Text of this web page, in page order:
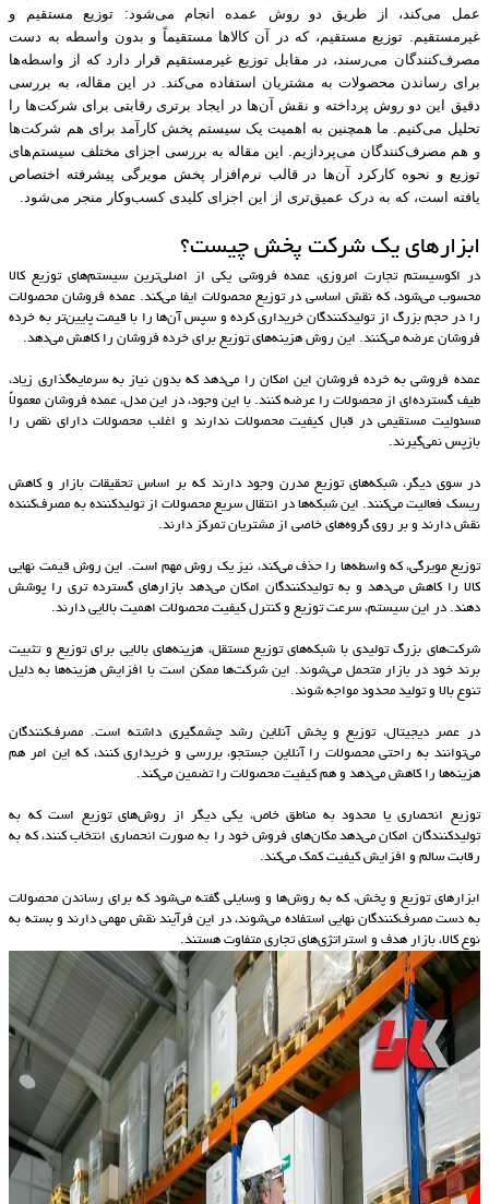
عمل می‌کند، از طریق دو روش عمده انجام می‌شود: توزیع مستقیم و
غیرمستقیم. توزیع مستقیم، که در آن کالاها مستقیماً و بدون واسطه به دست
مصرف‌کنندگان می‌رسند، در مقابل توزیع غیرمستقیم قرار دارد که از واسطه‌ها
برای رساندن محصولات به مشتریان استفاده می‌کند. در این مقاله، به بررسی
دقیق این دو روش پرداخته و نقش آن‌ها در ایجاد برتری رقابتی برای شرکت‌ها را
تحلیل می‌کنیم. ما همچنین به اهمیت یک سیستم پخش کارآمد برای هم شرکت‌ها
و هم مصرف‌کنندگان می‌پردازیم. این مقاله به بررسی اجزای مختلف سیستم‌های
توزیع و نحوه کارکرد آن‌ها در قالب نرم‌افزار پخش مویرگی پیشرفته اختصاص
یافته است، که به درک عمیق‌تری از این اجزای کلیدی کسب‌وکار منجر می‌شود.
ابزارهای یک شرکت پخش چیست؟
در اکوسیستم تجارت امروزی، عمده فروشی یکی از اصلی‌ترین سیستم‌های توزیع کالا
محسوب می‌شود، که نقش اساسی در توزیع محصولات ایفا می‌کند. عمده فروشان محصولات
را در حجم بزرگ از تولیدکنندگان خریداری کرده و سپس آن‌ها را با قیمت پایین‌تر به خرده
فروشان عرضه می‌کنند. این روش هزینه‌های توزیع برای خرده فروشان را کاهش می‌دهد.
عمده فروشی به خرده فروشان این امکان را می‌دهد که بدون نیاز به سرمایه‌گذاری زیاد،
طیف گسترده‌ای از محصولات را عرضه کنند. با این وجود، در این مدل، عمده فروشان معمولاً
مسئولیت مستقیمی در قبال کیفیت محصولات ندارند و اغلب محصولات دارای نقص را
بازپس نمی‌گیرند.
در سوی دیگر، شبکه‌های توزیع مدرن وجود دارند که بر اساس تحقیقات بازار و کاهش
ریسک فعالیت می‌کنند. این شبکه‌ها در انتقال سریع محصولات از تولیدکننده به مصرف‌کننده
نقش دارند و بر روی گروه‌های خاصی از مشتریان تمرکز دارند.
توزیع مویرگی، که واسطه‌ها را حذف می‌کند، نیز یک روش مهم است. این روش قیمت نهایی
کالا را کاهش می‌دهد و به تولیدکنندگان امکان می‌دهد بازارهای گسترده‌ تری را پوشش
دهند. در این سیستم، سرعت توزیع و کنترل کیفیت محصولات اهمیت بالایی دارند.
شرکت‌های بزرگ تولیدی با شبکه‌های توزیع مستقل، هزینه‌های بالایی برای توزیع و تثبیت
برند خود در بازار متحمل می‌شوند. این شرکت‌ها ممکن است با افزایش هزینه‌ها به دلیل
تنوع بالا و تولید محدود مواجه شوند.
در عصر دیجیتال، توزیع و پخش آنلاین رشد چشمگیری داشته است. مصرف‌کنندگان
می‌توانند به راحتی محصولات را آنلاین جستجو، بررسی و خریداری کنند، که این امر هم
هزینه‌ها را کاهش می‌دهد و هم کیفیت محصولات را تضمین می‌کند.
توزیع انحصاری یا محدود به مناطق خاص، یکی دیگر از روش‌های توزیع است که به
تولیدکنندگان امکان می‌دهد مکان‌های فروش خود را به صورت انحصاری انتخاب کنند، که به
رقابت سالم و افزایش کیفیت کمک می‌کند.
ابزارهای توزیع و پخش، که به روش‌ها و وسایلی گفته می‌شود که برای رساندن محصولات
به دست مصرف‌کنندگان نهایی استفاده می‌شوند، در این فرآیند نقش مهمی دارند و بسته به
نوع کالا، بازار هدف و استراتژی‌های تجاری متفاوت هستند.